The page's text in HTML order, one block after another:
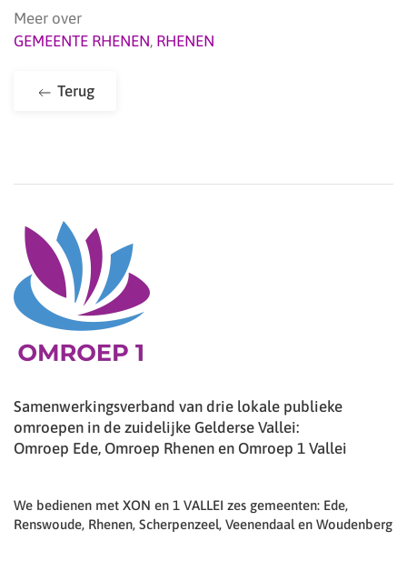
Meer over
GEMEENTE RHENEN, RHENEN
Terug
Samenwerkingsverband van drie lokale publieke
omroepen in de zuidelijke Gelderse Vallei:
Omroep Ede, Omroep Rhenen en Omroep 1 Vallei
We bedienen met XON en 1 VALLEI zes gemeenten: Ede,
Renswoude, Rhenen, Scherpenzeel, Veenendaal en Woudenberg